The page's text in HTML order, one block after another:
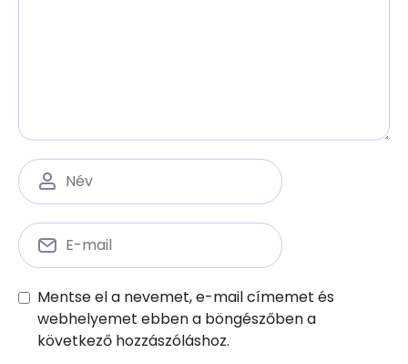
Mentse el a nevemet, e-mail címemet és
webhelyemet ebben a böngészőben a
következő hozzászóláshoz.